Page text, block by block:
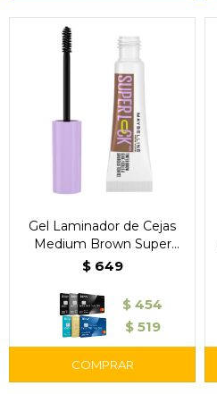
Gel Laminador de Cejas
Medium Brown Super
Lock Brow Glue -
$ 649
$ 454
$ 519